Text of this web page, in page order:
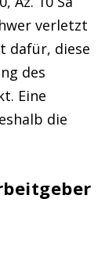
verletzt
dafür, diese
des
Eine
die